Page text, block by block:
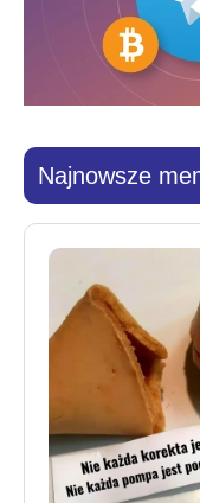
Najnowsze